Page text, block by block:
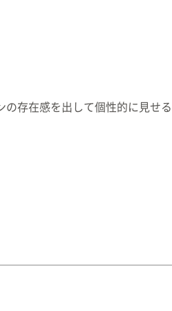
の存在感を出して個性的に見せる